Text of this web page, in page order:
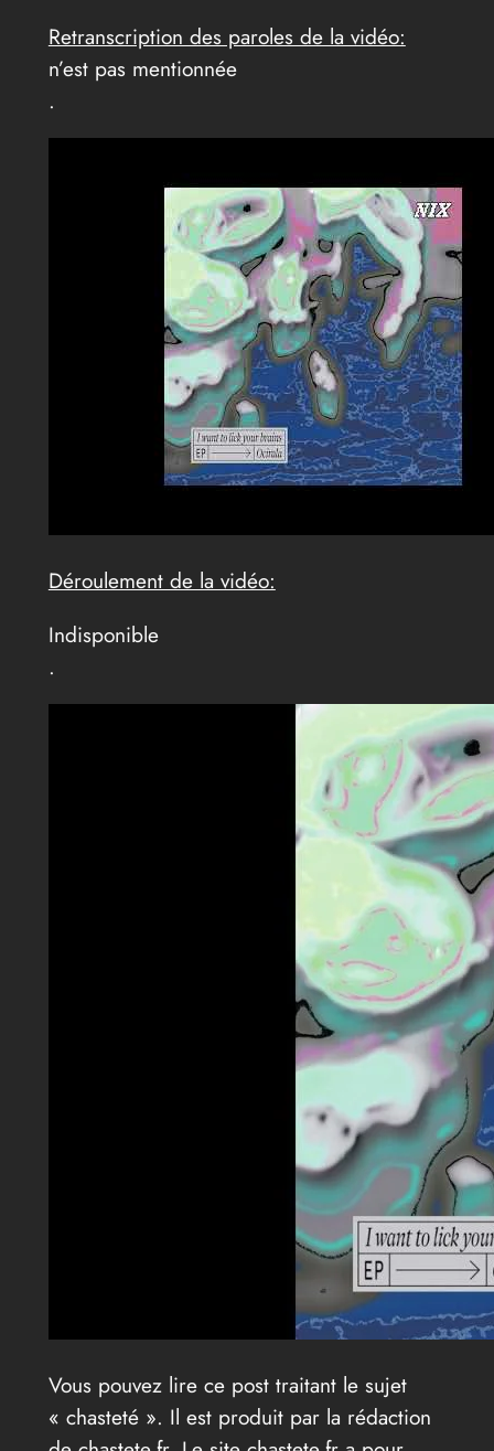
Retranscription des paroles de la vidéo:
n’est pas mentionnée
.
Déroulement de la vidéo:
Indisponible
.
Vous pouvez lire ce post traitant le sujet
« chasteté ». Il est produit par la rédaction